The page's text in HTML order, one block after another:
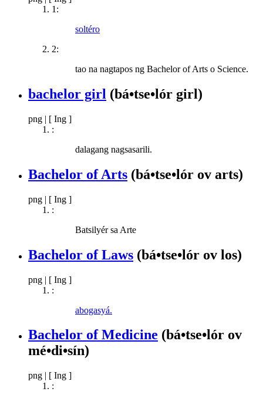
1:
soltéro
2:
tao na nagtapos ng Bachelor of Arts o Science.
bachelor girl (bá•tse•lór girl)
png | [ Ing ]
:
dalagang nagsasarili.
Bachelor of Arts (bá•tse•lór ov arts)
png | [ Ing ]
:
Batsilyér sa Arte
Bachelor of Laws (bá•tse•lór ov los)
png | [ Ing ]
:
abogasyá.
Bachelor of Medicine (bá•tse•lór ov
mé•di•sín)
png | [ Ing ]
: